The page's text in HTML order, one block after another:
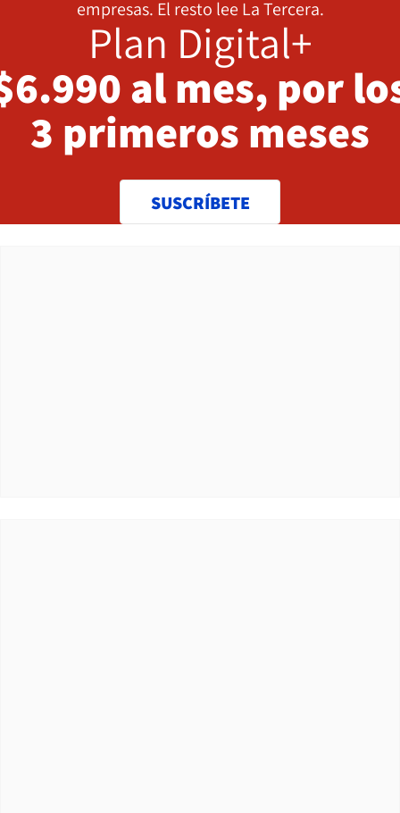
empresas. El resto lee La Tercera.
Plan Digital+
al mes, por
3 primeros meses
SUSCRÍBETE